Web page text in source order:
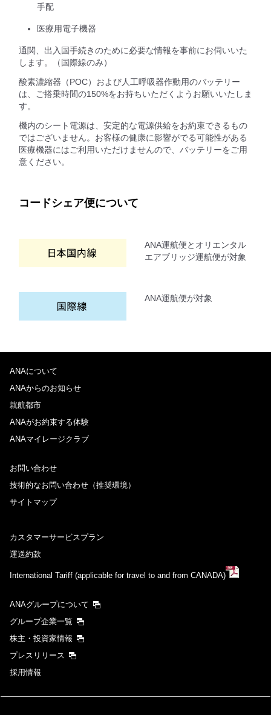
手配
医療用電子機器
通関、出入国手続きのために必要な情報を事前にお伺いいた
します。（国際線のみ）
酸素濃縮器（POC）および人工呼吸器作動用のバッテリー
は、ご搭乗時間の150%をお持ちいただくようお願いいたしま
す。
機内のシート電源は、安定的な電源供給をお約束できるもの
ではございません。お客様の健康に影響がでる可能性がある
医療機器にはご利用いただけませんので、バッテリーをご用
意ください。
コードシェア便について
ANA運航便とオリエンタル
エアブリッジ運航便が対象
ANA運航便が対象
ANAについて
ANAからのお知らせ
就航都市
ANAがお約束する体験
ANAマイレージクラブ
お問い合わせ
技術的なお問い合わせ（推奨環境）
サイトマップ
カスタマーサービスプラン
運送約款
International Tariff (applicable for travel to and from CANADA)
ANAグループについて
グループ企業一覧
株主・投資家情報
プレスリリース
採用情報